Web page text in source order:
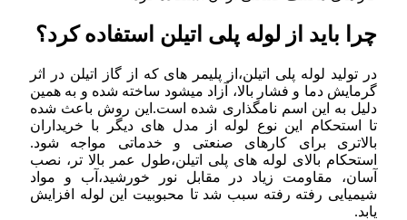
چرا باید از لوله پلی اتیلن استفاده کرد؟
در تولید لوله پلی اتیلن،از پلیمر های که از گاز اتیلن در اثر
گرمایش دما و فشار بالا، آزاد میشود ساخته شده و به همین
دلیل به این اسم نامگذاری شده است.این روش باعث شده
تا استحکام این نوع لوله از مدل های دیگر با خریداران
بالاتری برای کارهای صنعتی و خدماتی مواجه شود.
استحکام بالای لوله های پلی اتیلن،طول عمر بالا تر، نصب
آسان، مقاومت زیاد در مقابل نور خورشید،آب و مواد
شیمیایی رفته رفته سبب شد تا محبوبیت این لوله افزایش
یابد.